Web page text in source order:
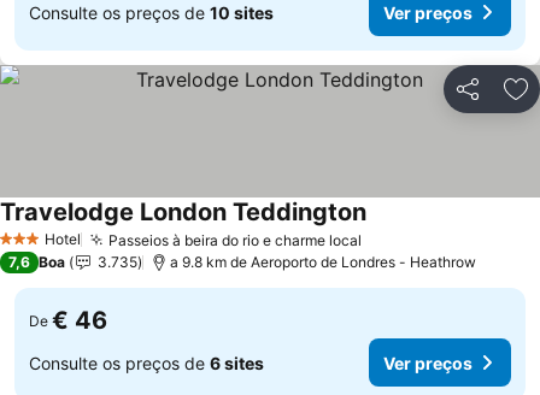
Consulte os preços de 10 sites Ver preços
Partilhar
3 EstrelasHotel Passeios à beira do rio e charme local
Travelodge London TeddingtonVer preços
7,6 Boa 3.735 a 9.8 km de Aeroporto de Londres - Heathrow
De € 46
Consulte os preços de 6 sites Ver preços